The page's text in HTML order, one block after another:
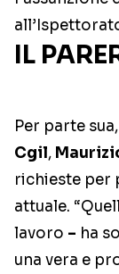
IL
Per parte
Cgil,
richieste per
attuale.
lavoro – ha
una vera e